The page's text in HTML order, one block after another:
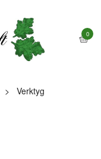
0
Verktyg